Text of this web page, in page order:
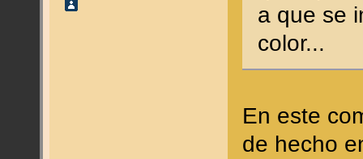
a que se
color...
En este
de hecho